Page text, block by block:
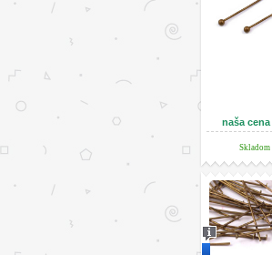
naša cena
Skladom
Novinka